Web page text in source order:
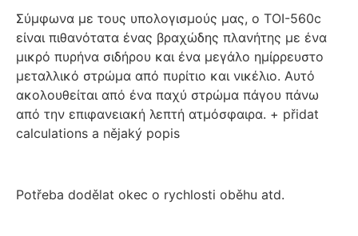
Σύμφωνα με τους υπολογισμούς μας, ο TOI-560c
είναι πιθανότατα ένας βραχώδης πλανήτης με ένα
μικρό πυρήνα σιδήρου και ένα μεγάλο ημίρρευστο
μεταλλικό στρώμα από πυρίτιο και νικέλιο. Αυτό
ακολουθείται από ένα παχύ στρώμα πάγου πάνω
από την επιφανειακή λεπτή ατμόσφαιρα. + přidat
calculations a nějaký popis
Potřeba dodělat okec o rychlosti oběhu atd.